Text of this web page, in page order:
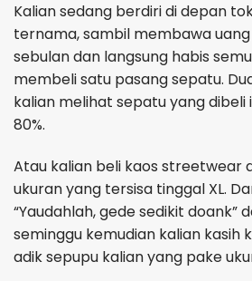
Kalian sedang berdiri di depan
ternama, sambil membawa
sebulan dan langsung habis
membeli satu pasang sepatu.
kalian melihat sepatu yang dibeli
80%.
Atau kalian beli kaos streetwear
ukuran yang tersisa tinggal XL.
“Yaudahlah, gede sedikit doank”
seminggu kemudian kalian kasih
adik sepupu kalian yang pake